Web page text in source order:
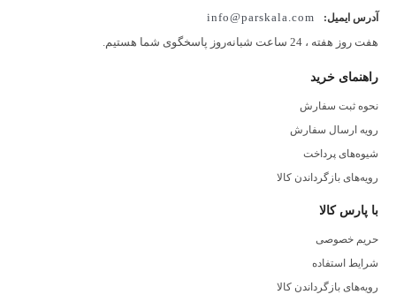
آدرس ایمیل:
info@parskala.com
هفت روز هفته ، 24 ساعت شبانه‌روز پاسخگوی شما هستیم.
راهنمای خرید
نحوه ثبت سفارش
رویه ارسال سفارش
شیوه‌های پرداخت
رویه‌های بازگرداندن کالا
با پارس کالا
حریم خصوصی
شرایط استفاده
رویه‌های بازگرداندن کالا